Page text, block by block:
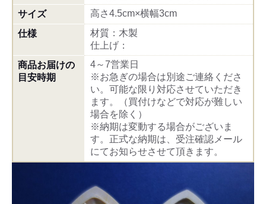
サイズ
高さ4.5cm×横幅3cm
仕様
材質：木製
仕上げ：
商品お届けの
目安時期
4～7営業日
※お急ぎの場合は別途ご連絡くださ
い。可能な限り対応させていただき
ます。（買付けなどで対応が難しい
場合を除く）
※納期は変動する場合がございま
す。正式な納期は、受注確認メール
にてお知らせさせて頂きます。